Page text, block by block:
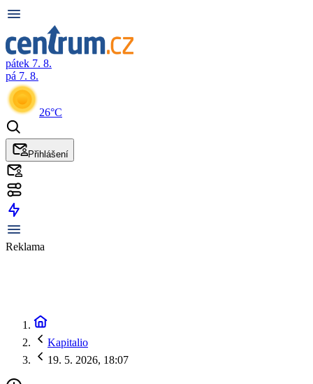
pátek 7. 8.
pá 7. 8.
26°C
Přihlášení
Reklama
Kapitalio
19. 5. 2026, 18:07